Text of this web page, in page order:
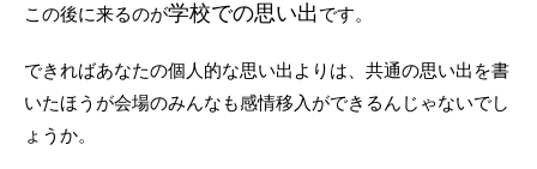
この後に来るのが学校での思い出です。
できればあなたの個人的な思い出よりは、共通の思い出を書
いたほうが会場のみんなも感情移入ができるんじゃないでし
ょうか。